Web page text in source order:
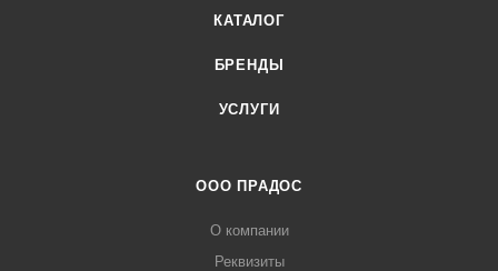
КАТАЛОГ
БРЕНДЫ
УСЛУГИ
ООО ПРАДОС
О компании
Реквизиты